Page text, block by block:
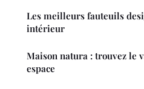
Les meilleurs fauteuils
intérieur
Maison natura : trouvez le
espace